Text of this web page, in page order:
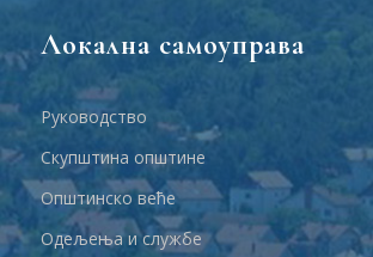
Локална самоуправа
Руководство
Скупштина општине
Општинско веће
Одељења и службе